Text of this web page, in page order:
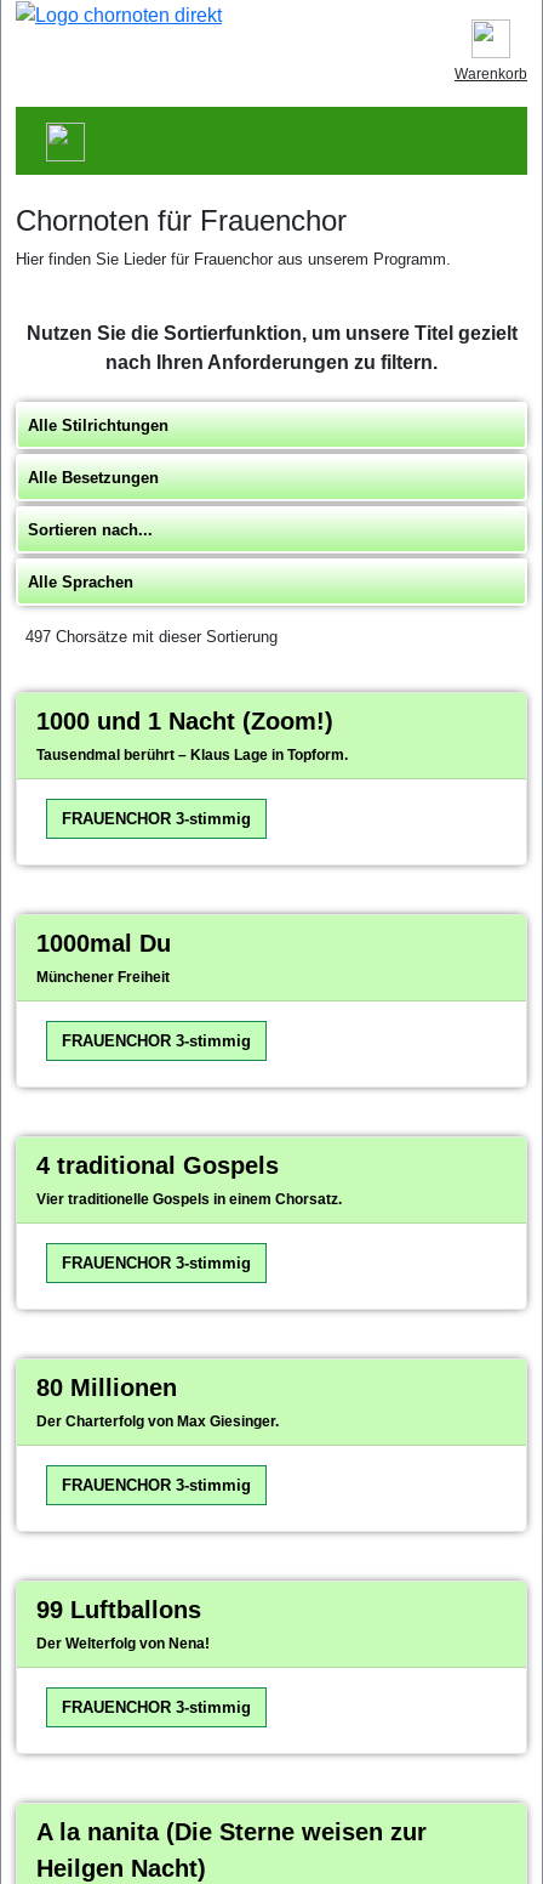
Warenkorb
Chornoten für Frauenchor
Hier finden Sie Lieder für Frauenchor aus unserem Programm.
Nutzen Sie die Sortierfunktion, um unsere Titel gezielt
nach Ihren Anforderungen zu filtern.
497 Chorsätze mit dieser Sortierung
1000 und 1 Nacht (Zoom!)
Tausendmal berührt – Klaus Lage in Topform.
FRAUENCHOR 3-stimmig
1000mal Du
Münchener Freiheit
FRAUENCHOR 3-stimmig
4 traditional Gospels
Vier traditionelle Gospels in einem Chorsatz.
FRAUENCHOR 3-stimmig
80 Millionen
Der Charterfolg von Max Giesinger.
FRAUENCHOR 3-stimmig
99 Luftballons
Der Welterfolg von Nena!
FRAUENCHOR 3-stimmig
A la nanita (Die Sterne weisen zur
Heilgen Nacht)